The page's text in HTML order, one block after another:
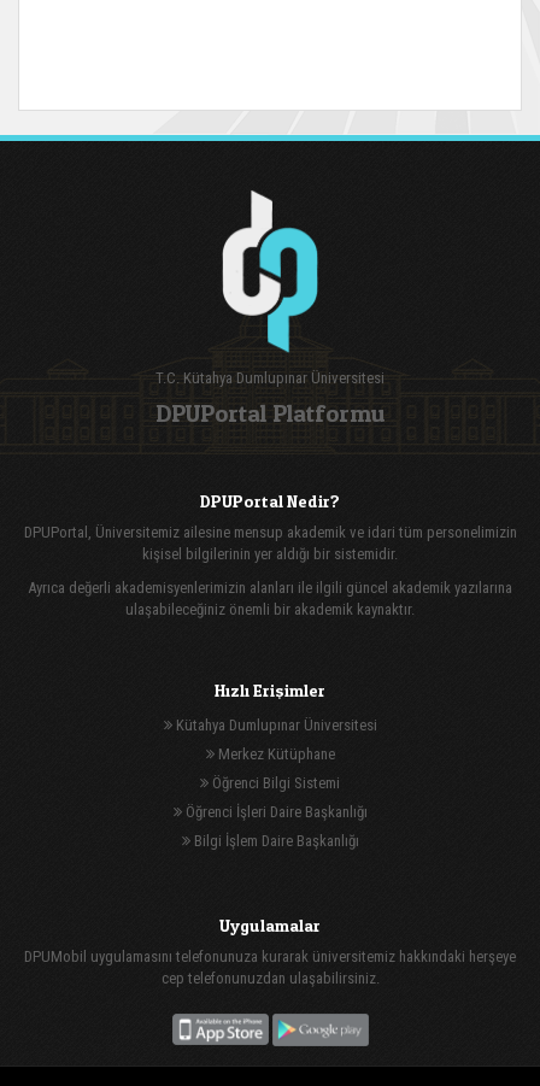
T.C. Kütahya Dumlupınar Üniversitesi
DPUPortal Platformu
DPUPortal Nedir?
DPUPortal, Üniversitemiz ailesine mensup akademik ve idari tüm personelimizin
kişisel bilgilerinin yer aldığı bir sistemidir.
Ayrıca değerli akademisyenlerimizin alanları ile ilgili güncel akademik yazılarına
ulaşabileceğiniz önemli bir akademik kaynaktır.
Hızlı Erişimler
Kütahya Dumlupınar Üniversitesi
Merkez Kütüphane
Öğrenci Bilgi Sistemi
Öğrenci İşleri Daire Başkanlığı
Bilgi İşlem Daire Başkanlığı
Uygulamalar
DPUMobil uygulamasını telefonunuza kurarak üniversitemiz hakkındaki herşeye
cep telefonunuzdan ulaşabilirsiniz.